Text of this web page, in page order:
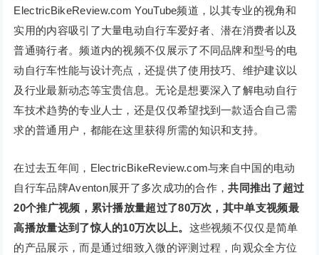
ElectricBikeReview.com YouTube频道，以其专业的视角和
实用的内容吸引了大量电动自行车爱好者、潜在消费者以及
普通骑行者。频道内的视频不仅展示了不同品牌和型号的电
动自行车性能与设计亮点，还提供了使用技巧、维护建议以
及行业最新动态等宝贵信息。无论是想要深入了解电动自行
车技术趋势的专业人士，还是仅仅希望找到一款适合自己需
求的普通用户，都能在这里获得所需的知识和支持。
在过去五年间，ElectricBikeReview.com与来自中国的电动
自行车品牌Aventon展开了多次成功的合作，共同推出了超过
20个推广视频，累计播放量超过了80万次，其中单支视频最
高播放量达到了惊人的10万次以上。 这些视频不仅仅是简单
的产品展示，而是通过细致入微的评测过程，向观众全方位